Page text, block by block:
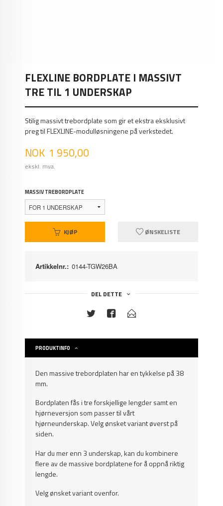
FLEXLINE BORDPLATE I MASSIVT
TRE TIL 1 UNDERSKAP
Stilig massivt trebordplate som gir et ekstra eksklusivt
preg til FLEXLINE-modulløsningene på verkstedet.
Pris
NOK 1 950,00
ekskl. mva.
MASSIV TREBORDPLATE
KJØP ØNSKELISTE
Artikkelnr.: 0144-TGW26BA
DEL DETTE
PRODUKTINFO
Den massive trebordplaten har en tykkelse på 38
mm.
Bordplaten fås i tre forskjellige lengder samt en
hjørneversjon som passer til vårt
hjørneunderskap. Velg ønsket variant øverst på
siden.
Har du mer enn 3 underskap, kan du kombinere
flere av de massive bordplatene for å oppnå riktig
lengde.
Velg ønsket variant ovenfor.